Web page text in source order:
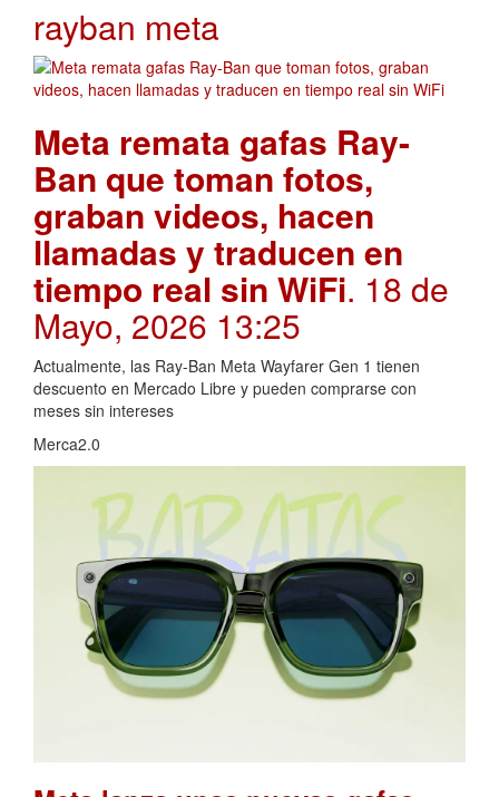
rayban meta
Meta remata gafas Ray-
Ban que toman fotos,
graban videos, hacen
llamadas y traducen en
tiempo real sin WiFi. 18 de
Mayo, 2026 13:25
Actualmente, las Ray-Ban Meta Wayfarer Gen 1 tienen
descuento en Mercado Libre y pueden comprarse con
meses sin intereses
Merca2.0